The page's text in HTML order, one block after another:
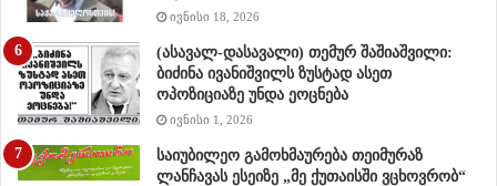
ივნისი 18, 2026
(ასავალ-დასავალი) თემურ შაშიაშვილი:
ბიძინა ივანიშვილს ზუსტად ასეთ
ოპოზიციაზე უნდა ეოცნება
ივნისი 1, 2026
საიუბილეო გამოხმაურება თეიმურაზ
ლანჩავას ესეიზე „მე ქუთაისში ვცხოვრობ“